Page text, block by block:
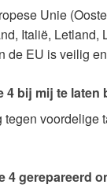
Unie
Italië,
EU is veilig
4 bij mij te laten
4 gerepareerd